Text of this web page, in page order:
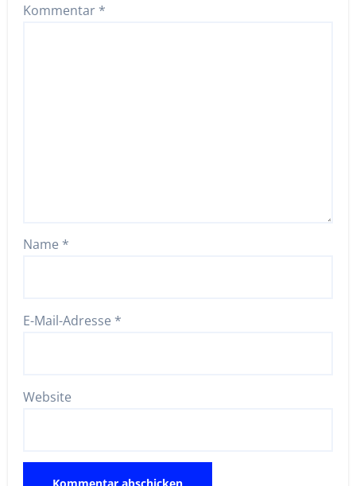
Kommentar *
Name *
E-Mail-Adresse *
Website